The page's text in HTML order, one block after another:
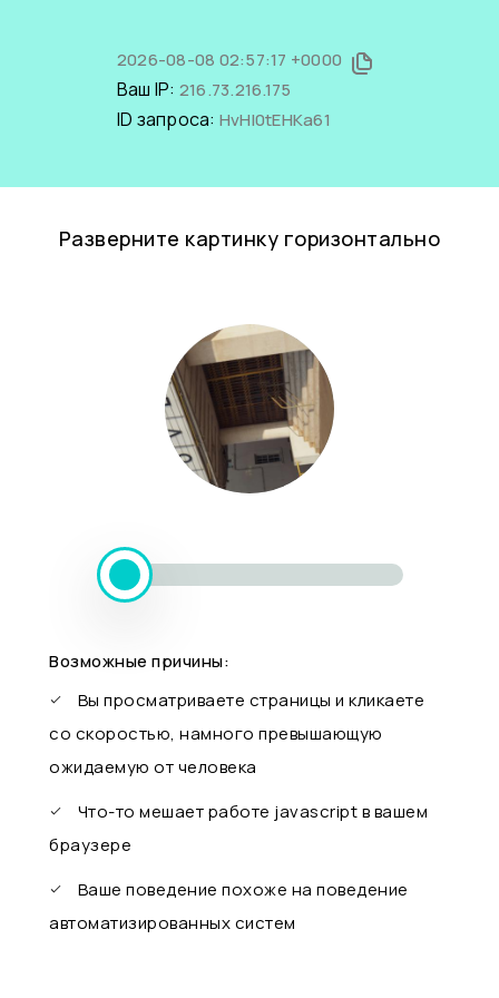
2026-08-08 02:57:17 +0000
Ваш IP: 216.73.216.175
ID запроса: HvHI0tEHKa61
Разверните картинку горизонтально
Возможные причины:
Вы просматриваете страницы и кликаете
со скоростью, намного превышающую
ожидаемую от человека
Что-то мешает работе javascript в вашем
браузере
Ваше поведение похоже на поведение
автоматизированных систем